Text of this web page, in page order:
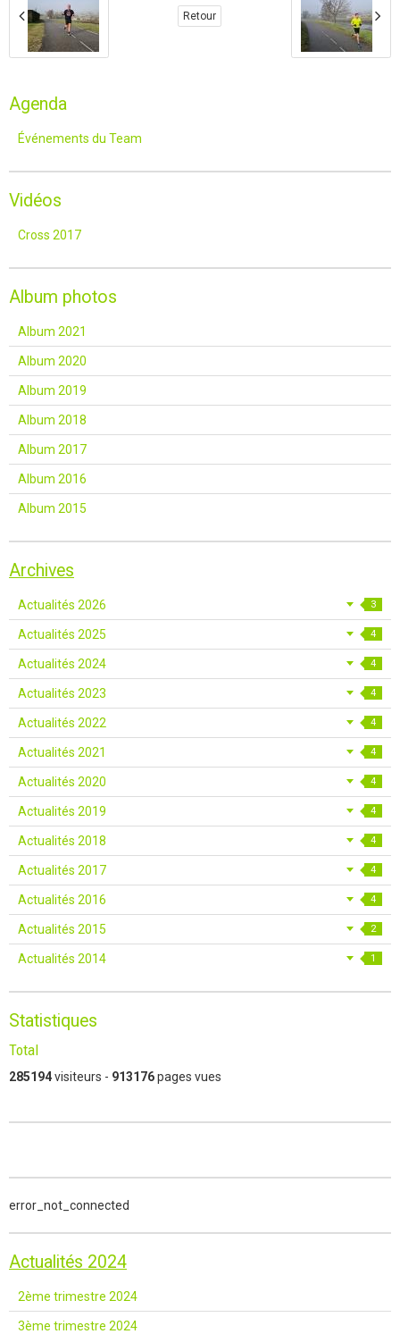
Retour
Agenda
Événements du Team
Vidéos
Cross 2017
Album photos
Album 2021
Album 2020
Album 2019
Album 2018
Album 2017
Album 2016
Album 2015
Archives
Actualités 2026 3
Actualités 2025 4
Actualités 2024 4
Actualités 2023 4
Actualités 2022 4
Actualités 2021 4
Actualités 2020 4
Actualités 2019 4
Actualités 2018 4
Actualités 2017 4
Actualités 2016 4
Actualités 2015 2
Actualités 2014 1
Statistiques
Total
285194visiteurs - 913176pages vues
error_not_connected
Actualités 2024
2ème trimestre 2024
3ème trimestre 2024